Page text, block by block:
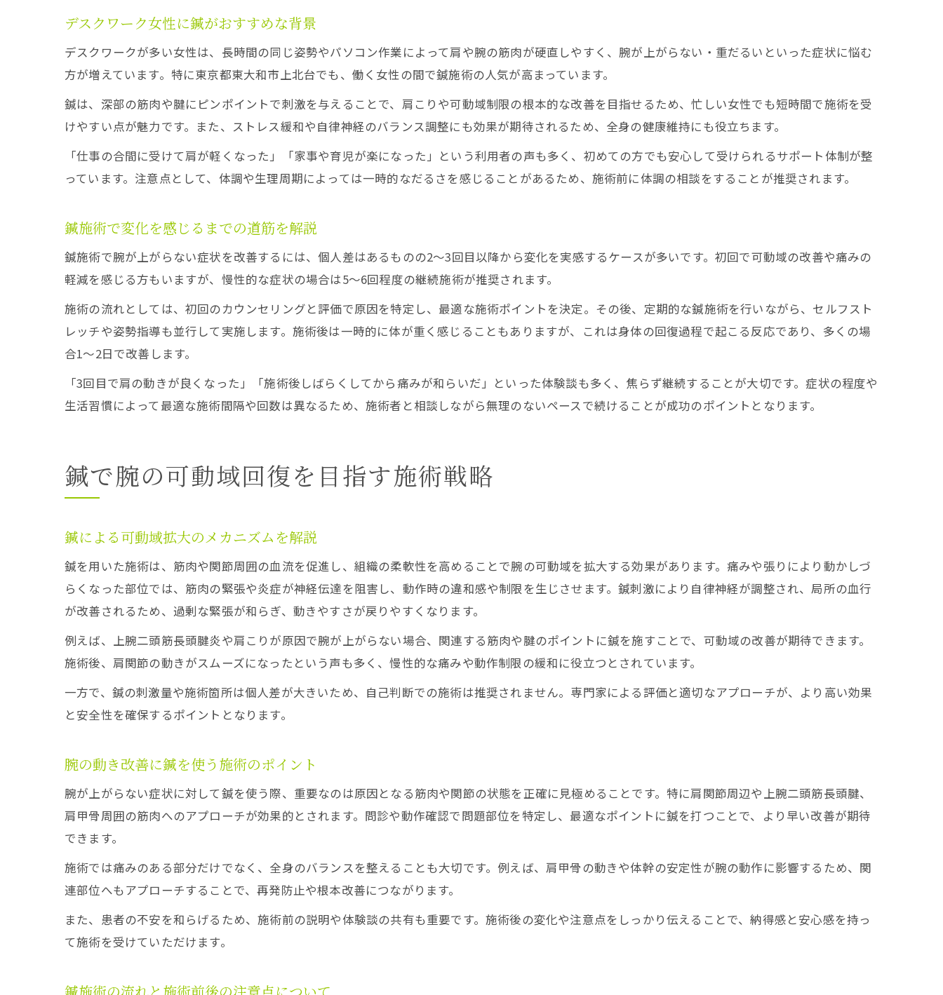
デスクワーク女性に鍼がおすすめな背景
デスクワークが多い女性は、長時間の同じ姿勢やパソコン作業によって肩や腕の筋肉が硬直しやすく、腕が上がらない・重だるいといった症状に悩む
方が増えています。特に東京都東大和市上北台でも、働く女性の間で鍼施術の人気が高まっています。
鍼は、深部の筋肉や腱にピンポイントで刺激を与えることで、肩こりや可動域制限の根本的な改善を目指せるため、忙しい女性でも短時間で施術を受
けやすい点が魅力です。また、ストレス緩和や自律神経のバランス調整にも効果が期待されるため、全身の健康維持にも役立ちます。
「仕事の合間に受けて肩が軽くなった」「家事や育児が楽になった」という利用者の声も多く、初めての方でも安心して受けられるサポート体制が整
っています。注意点として、体調や生理周期によっては一時的なだるさを感じることがあるため、施術前に体調の相談をすることが推奨されます。
鍼施術で変化を感じるまでの道筋を解説
鍼施術で腕が上がらない症状を改善するには、個人差はあるものの2～3回目以降から変化を実感するケースが多いです。初回で可動域の改善や痛みの
軽減を感じる方もいますが、慢性的な症状の場合は5～6回程度の継続施術が推奨されます。
施術の流れとしては、初回のカウンセリングと評価で原因を特定し、最適な施術ポイントを決定。その後、定期的な鍼施術を行いながら、セルフスト
レッチや姿勢指導も並行して実施します。施術後は一時的に体が重く感じることもありますが、これは身体の回復過程で起こる反応であり、多くの場
合1～2日で改善します。
「3回目で肩の動きが良くなった」「施術後しばらくしてから痛みが和らいだ」といった体験談も多く、焦らず継続することが大切です。症状の程度や
生活習慣によって最適な施術間隔や回数は異なるため、施術者と相談しながら無理のないペースで続けることが成功のポイントとなります。
鍼で腕の可動域回復を目指す施術戦略
鍼による可動域拡大のメカニズムを解説
鍼を用いた施術は、筋肉や関節周囲の血流を促進し、組織の柔軟性を高めることで腕の可動域を拡大する効果があります。痛みや張りにより動かしづ
らくなった部位では、筋肉の緊張や炎症が神経伝達を阻害し、動作時の違和感や制限を生じさせます。鍼刺激により自律神経が調整され、局所の血行
が改善されるため、過剰な緊張が和らぎ、動きやすさが戻りやすくなります。
例えば、上腕二頭筋長頭腱炎や肩こりが原因で腕が上がらない場合、関連する筋肉や腱のポイントに鍼を施すことで、可動域の改善が期待できます。
施術後、肩関節の動きがスムーズになったという声も多く、慢性的な痛みや動作制限の緩和に役立つとされています。
一方で、鍼の刺激量や施術箇所は個人差が大きいため、自己判断での施術は推奨されません。専門家による評価と適切なアプローチが、より高い効果
と安全性を確保するポイントとなります。
腕の動き改善に鍼を使う施術のポイント
腕が上がらない症状に対して鍼を使う際、重要なのは原因となる筋肉や関節の状態を正確に見極めることです。特に肩関節周辺や上腕二頭筋長頭腱、
肩甲骨周囲の筋肉へのアプローチが効果的とされます。問診や動作確認で問題部位を特定し、最適なポイントに鍼を打つことで、より早い改善が期待
できます。
施術では痛みのある部分だけでなく、全身のバランスを整えることも大切です。例えば、肩甲骨の動きや体幹の安定性が腕の動作に影響するため、関
連部位へもアプローチすることで、再発防止や根本改善につながります。
また、患者の不安を和らげるため、施術前の説明や体験談の共有も重要です。施術後の変化や注意点をしっかり伝えることで、納得感と安心感を持っ
て施術を受けていただけます。